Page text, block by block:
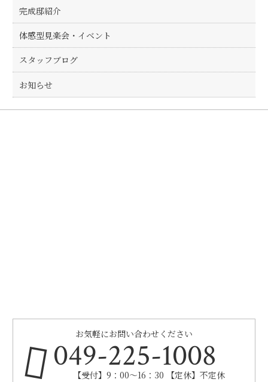
完成邸紹介
体感型見楽会・イベント
スタッフブログ
お知らせ
お気軽にお問い合わせください
049-225-1008
【受付】9：00～16：30 【定休】不定休